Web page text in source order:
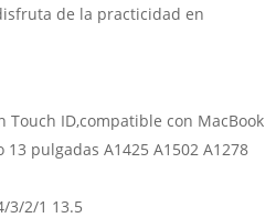
de la practicidad en
Touch ID,compatible con MacBook
pulgadas A1425 A1502 A1278
3/2/1 13.5